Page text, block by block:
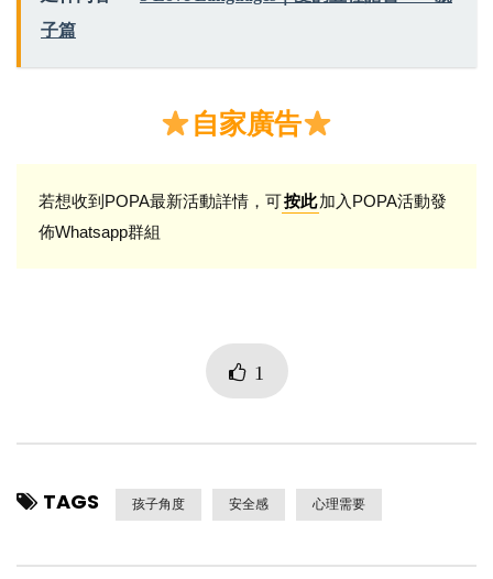
子篇
自家廣告
若想收到POPA最新活動詳情，可按此加入POPA活動發
佈Whatsapp群組
1
TAGS 孩子角度 安全感 心理需要